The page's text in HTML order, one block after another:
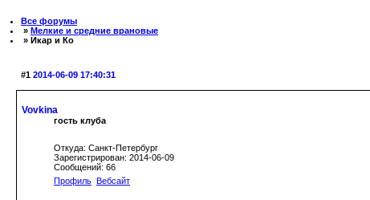
Все форумы
» Мелкие и средние врановые
» Икар и Ко
#1 2014-06-09 17:40:31
Vovkina
гость клуба
Откуда: Санкт-Петербург
Зарегистрирован: 2014-06-09
Сообщений: 66
Профиль Вебсайт